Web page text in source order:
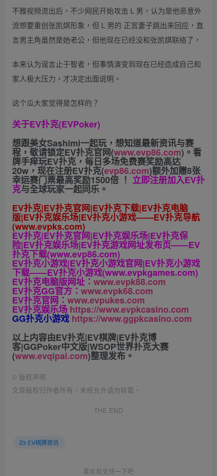
不雅视频流出后，不少网民开始攻击 L 男，认为是他恶意外
流想要重创张凯娸形象，但 L 男的 正宫妻子跳出来回应，直
言男主角虽然是她老公，但他现在已经没和张凯娸联络了，
本来认为谣言止于智者，但事情演变到现在已经造成自己和
家人极大压力，才决定出面说明。
这个瓜大家觉得是怎样的？
关于EV扑克(EVPoker)
想跟美女Sashimi一起玩， 想知道最新资讯与赛
程， 敬请锁定EV扑克官网(www.evp86.com)。看
牌手痒玩EV扑克， 每日多场免费赛奖励高达
20w，现在注册EV扑克(evp86.com)额外加赠8张
幸运赛门票最高奖励1500倍 ！ 立即注册加入EV扑
克与全球玩家一起同乐。
EV扑克|EV扑克官网|EV扑克下载|EV扑克电脑
版|EV扑克娱乐场|EV扑克小游戏——EV扑克导航
(www.evpks.com)
EV扑克|EV扑克官网|EV扑克娱乐场|EV扑克保
险|EV扑克娱乐场|EV扑克游戏网址发布页——EV
扑克下载(www.evp86.com)
EV扑克小游戏|EV扑克小游戏官网|EV扑克小游戏
下载——EV扑克小游戏(www.evpkgames.com)
EV扑克电脑版网址： www.evpk88.com
EV扑克GG官方： www.evpk68.com
EV扑克官网： www.evpukes.com
EV扑克娱乐场 https://www.evpkcasino.com
GG扑克小游戏 https://www.ggpkcasino.com
以上内容由EV扑克|EV棋牌|EV扑克博
客|GGPoker中文版|WSOP世界扑克大赛
(www.evqipai.com)整理发布。
© 版权声明
文章版权归作者所有，未经允许请勿转载。
THE END
EV棋牌资讯
喜欢就支持一下吧